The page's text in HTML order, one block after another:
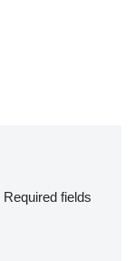
Required fields